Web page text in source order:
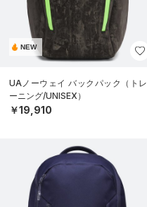
NEW
UAノーウェイ バックパック（トレ
ーニング/UNISEX）
￥19,910